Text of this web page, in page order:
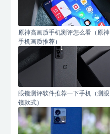
原神高画质手机测评怎么看（原神
手机画质推荐）
眼镜测评软件推荐一下手机（测眼
镜款式）